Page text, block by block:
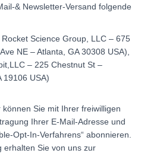
& Newsletter-Versand folgende
Science Group, LLC – 675
NE – Atlanta, GA 30308 USA),
– 225 Chestnut St –
19106 USA)
Sie mit Ihrer freiwilligen
Ihrer E-Mail-Adresse und
Opt-In-Verfahrens“ abonnieren.
erhalten Sie von uns zur